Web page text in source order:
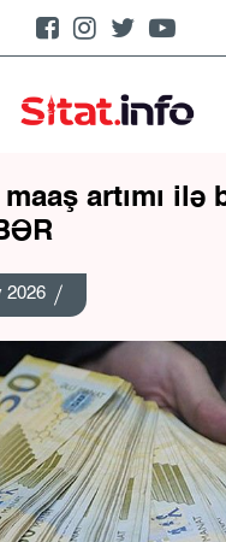
artımı ilə
2026